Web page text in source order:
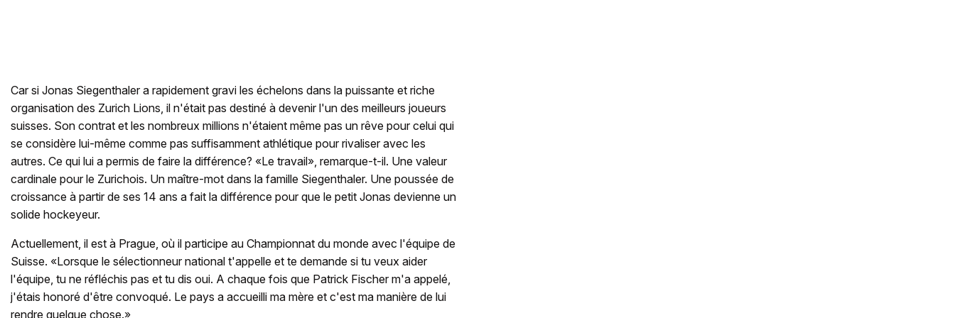
Car si Jonas Siegenthaler a rapidement gravi les échelons dans la puissante et riche
organisation des Zurich Lions, il n'était pas destiné à devenir l'un des meilleurs joueurs
suisses. Son contrat et les nombreux millions n'étaient même pas un rêve pour celui qui
se considère lui-même comme pas suffisamment athlétique pour rivaliser avec les
autres. Ce qui lui a permis de faire la différence? «Le travail», remarque-t-il. Une valeur
cardinale pour le Zurichois. Un maître-mot dans la famille Siegenthaler. Une poussée de
croissance à partir de ses 14 ans a fait la différence pour que le petit Jonas devienne un
solide hockeyeur.
Actuellement, il est à Prague, où il participe au Championnat du monde avec l'équipe de
Suisse. «Lorsque le sélectionneur national t'appelle et te demande si tu veux aider
l'équipe, tu ne réfléchis pas et tu dis oui. A chaque fois que Patrick Fischer m'a appelé,
j'étais honoré d'être convoqué. Le pays a accueilli ma mère et c'est ma manière de lui
rendre quelque chose.»